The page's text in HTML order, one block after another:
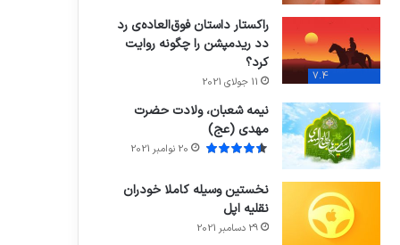
7.4
راکستار داستان فوق‌العاده‌ی رد
دد ریدمپشن را چگونه روایت
کرد؟
11 جولای 2021
نیمه شعبان، ولادت حضرت
مهدی (عج)
20 نوامبر 2021
نخستین وسیله کاملا خودران
نقلیه اپل
29 دسامبر 2021